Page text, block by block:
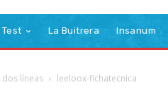
Test La Buitrera Insanum
dos líneas leeloox-fichatecnica